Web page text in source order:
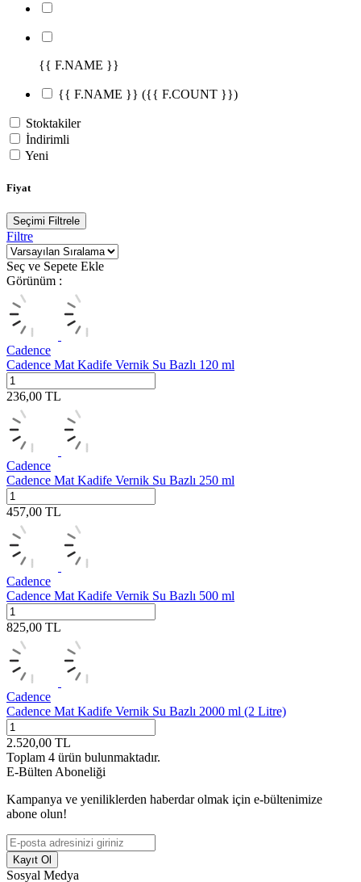
{{ F.NAME }}
{{ F.NAME }} ({{ F.COUNT }})
Stoktakiler
İndirimli
Yeni
Fiyat
Seçimi Filtrele
Filtre
Seç ve Sepete Ekle
Görünüm :
Cadence
Cadence Mat Kadife Vernik Su Bazlı 120 ml
236,00 TL
Cadence
Cadence Mat Kadife Vernik Su Bazlı 250 ml
457,00 TL
Cadence
Cadence Mat Kadife Vernik Su Bazlı 500 ml
825,00 TL
Cadence
Cadence Mat Kadife Vernik Su Bazlı 2000 ml (2 Litre)
2.520,00 TL
Toplam 4 ürün bulunmaktadır.
E-Bülten Aboneliği
Kampanya ve yeniliklerden haberdar olmak için e-bültenimize
abone olun!
Kayıt Ol
Sosyal Medya